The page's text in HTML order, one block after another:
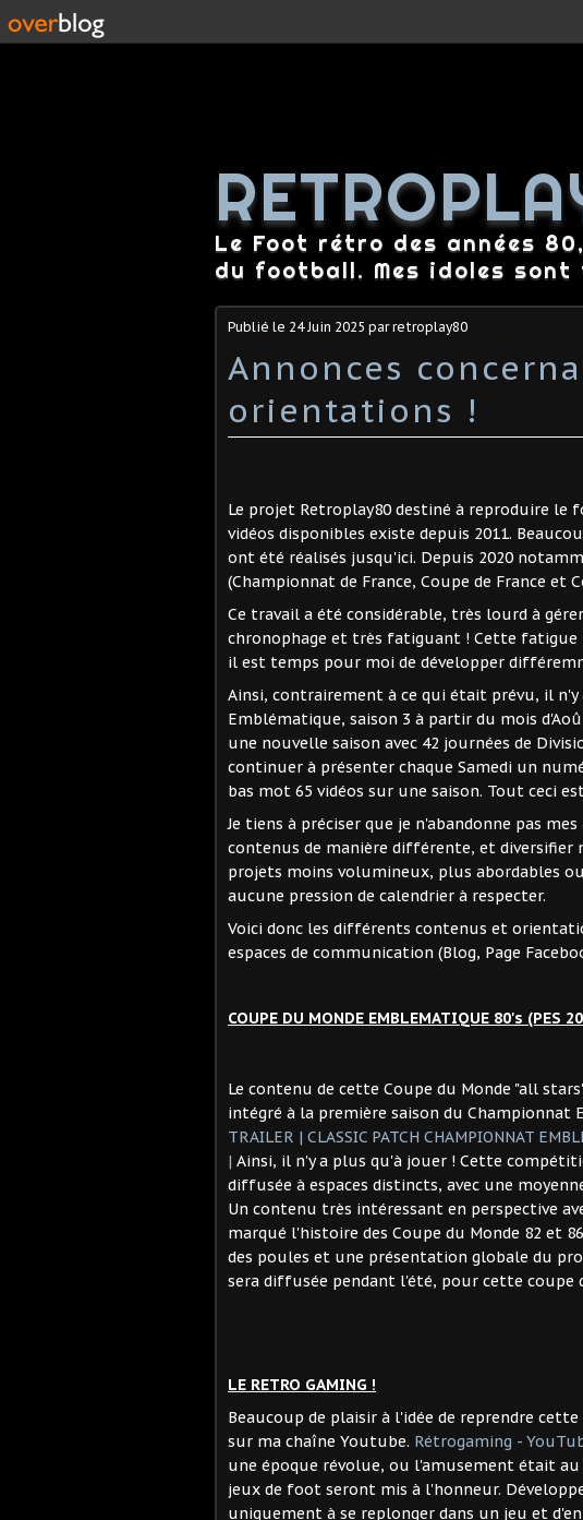
Le Foot rétro des années
du football. Mes idoles sont
Publié le 24 Juin 2025 par retroplay80
Annonces
orientations !
Le projet Retroplay80 destiné à reproduire le
vidéos disponibles existe depuis 2011.
ont été réalisés jusqu'ici. Depuis 2020
(Championnat de France, Coupe de France et
Ce travail a été considérable, très lourd à
chronophage et très fatiguant ! Cette fatigue
il est temps pour moi de développer
Ainsi, contrairement à ce qui était prévu, il n'y
Emblématique, saison 3 à partir du mois
une nouvelle saison avec 42 journées de
continuer à présenter chaque Samedi un
bas mot 65 vidéos sur une saison. Tout ceci
Je tiens à préciser que je n'abandonne pas
contenus de manière différente, et diversifier
projets moins volumineux, plus abordables
aucune pression de calendrier à respecter.
Voici donc les différents contenus et
espaces de communication (Blog, Page
COUPE DU MONDE EMBLEMATIQUE 80's (PES
Le contenu de cette Coupe du Monde "all
intégré à la première saison du Championnat
TRAILER | CLASSIC PATCH CHAMPIONNAT
| Ainsi, il n'y a plus qu'à jouer ! Cette
diffusée à espaces distincts, avec une
Un contenu très intéressant en perspective
marqué l'histoire des Coupe du Monde 82 et
des poules et une présentation globale du
sera diffusée pendant l'été, pour cette
LE RETRO GAMING !
Beaucoup de plaisir à l'idée de reprendre
sur ma chaîne Youtube. Rétrogaming -
une époque révolue, ou l'amusement était
jeux de foot seront mis à l'honneur.
uniquement à se replonger dans un jeu et